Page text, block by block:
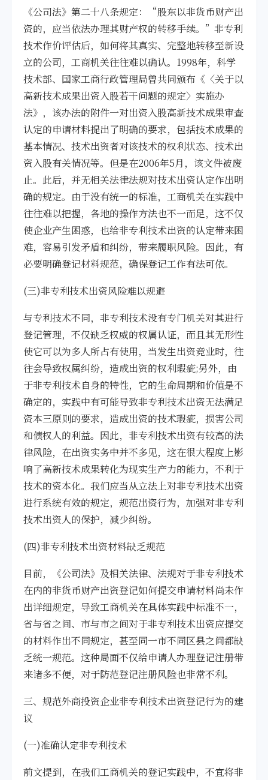
《公司法》第二十八条规定：“股东以非货币财产出
资的，应当依法办理其财产权的转移手续。”非专利
技术作价评估后，如何将其真实、完整地转移至新设
立的公司，工商机关往往难以确认。1998年，科学
技术部、国家工商行政管理局曾共同颁布《〈关于以
高新技术成果出资入股若干问题的规定〉实施办
法》，该办法的附件一对出资入股高新技术成果审查
认定的申请材料提出了明确的要求，包括技术成果的
基本情况、技术出资者对该技术的权利状态、技术出
资入股有关情况等。但是在2006年5月，该文件被废
止。此后，并无相关法律法规对技术出资认定作出明
确的规定。由于没有统一的标准，工商机关在实践中
往往难以把握，各地的操作方法也不一而足，这不仅
使企业产生困惑，也给非专利技术出资的认定带来困
难，容易引发矛盾和纠纷，带来履职风险。因此，有
必要明确登记材料规范，确保登记工作有法可依。
(三)非专利技术出资风险难以规避
与专利技术不同，非专利技术没有专门机关对其进行
登记管理，不仅缺乏权威的权属认证，而且其无形性
使它可以为多人所占有使用，当发生出资竞业时，往
往会导致权属纠纷，造成出资的权利瑕疵;另外，由
于非专利技术自身的特性，它的生命周期和价值是不
确定的，实践中有可能导致非专利技术出资无法满足
资本三原则的要求，造成出资的技术瑕疵，损害公司
和债权人的利益。因此，非专利技术出资有较高的法
律风险，在出资实务中并不多见，这在很大程度上影
响了高新技术成果转化为现实生产力的能力，不利于
技术的资本化。我们应当从立法上对非专利技术出资
进行系统有效的规定，规范出资行为，加强对非专利
技术出资人的保护，减少纠纷。
(四)非专利技术出资材料缺乏规范
目前，《公司法》及相关法律、法规对于非专利技术
在内的非货币财产出资登记如何提交申请材料尚未作
出详细规定，导致工商机关在具体实践中标准不一，
省与省之间、市与市之间对于非专利技术出资应提交
的材料作出不同规定，甚至同一市不同区县之间都缺
乏统一规范。这种局面不仅给申请人办理登记注册带
来诸多不便，对于防范登记注册风险也非常不利。
三、规范外商投资企业非专利技术出资登记行为的建
议
(一)准确认定非专利技术
前文提到，在我们工商机关的登记实践中，不宜将非